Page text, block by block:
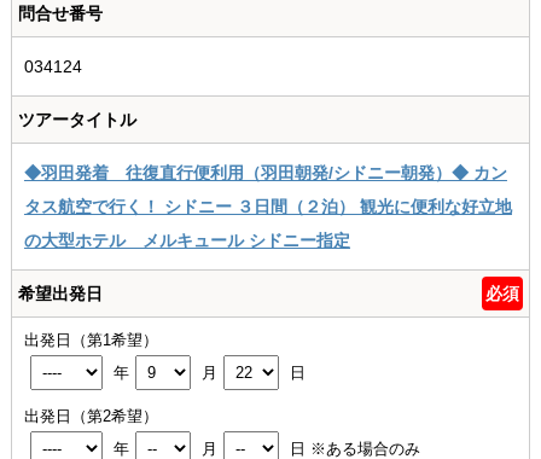
問合せ番号
034124
ツアータイトル
◆羽田発着 往復直行便利用（羽田朝発/シドニー朝発）◆ カン
タス航空で行く！ シドニー ３日間（２泊） 観光に便利な好立地
の大型ホテル メルキュール シドニー指定
希望出発日 必須
出発日（第1希望）
年
月 日
出発日（第2希望）
年
月 日 ※ある場合のみ